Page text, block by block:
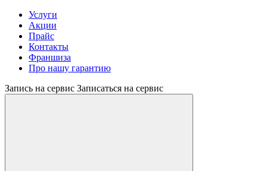
Услуги
Акции
Прайс
Контакты
Франшиза
Про нашу гарантию
Запись на сервис Записаться на сервис